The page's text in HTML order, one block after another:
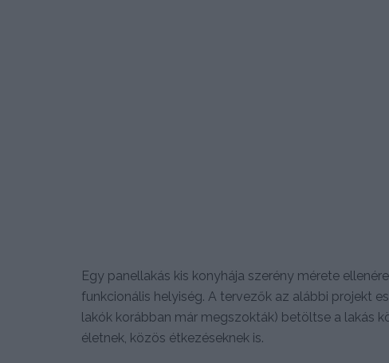
Egy panellakás kis konyhája szerény mérete
funkcionális helyiség. A tervezők az alábbi projekt
lakók korábban már megszokták) betöltse a lakás
életnek, közös étkezéseknek is.